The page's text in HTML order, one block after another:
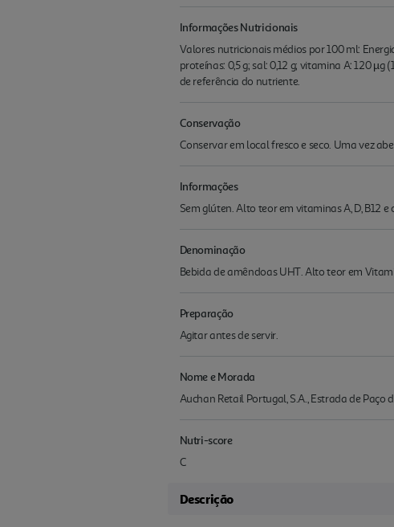
Informações Nutricionais
Valores nutricionais médios por 100 ml:
proteínas: 0,5 g; sal: 0,12 g; vitamina A: 120 µg
de referência do nutriente.
Conservação
Conservar em local fresco e seco. Uma vez
Informações
Sem glúten. Alto teor em vitaminas A, D, B12 e
Denominação
Bebida de amêndoas UHT. Alto teor em
Preparação
Agitar antes de servir.
Nome e Morada
Auchan Retail Portugal, S.A., Estrada de Paço
Nutri-score
C
Descrição